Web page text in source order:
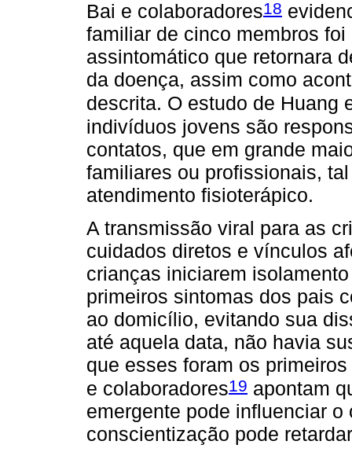
Bai e colaboradores18
familiar de cinco membros
assintomático que retornara
da doença, assim como
descrita. O estudo de Huang
indivíduos jovens são
contatos, que em grande
familiares ou profissionais,
atendimento fisioterápico.
A transmissão viral para as
cuidados diretos e vínculos
crianças iniciarem
primeiros sintomas dos pais
ao domicílio, evitando sua
até aquela data, não havia
que esses foram os
e colaboradores19 apontam
emergente pode influenciar
conscientização pode